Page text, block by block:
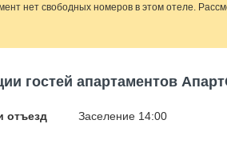
нет свободных номеров в этом отеле.
гостей апартаментов
отъезд Заселение 14:00